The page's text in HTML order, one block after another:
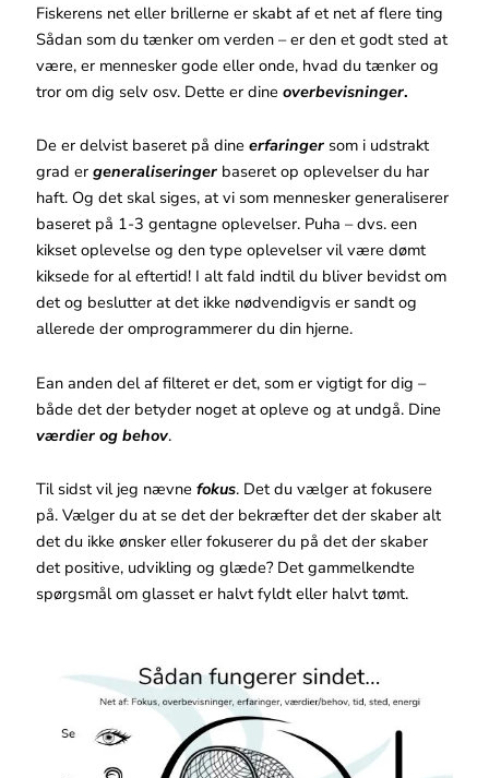
Fiskerens net eller brillerne er skabt af et net af flere ting
Sådan som du tænker om verden – er den et godt sted at
være, er mennesker gode eller onde, hvad du tænker og
tror om dig selv osv. Dette er dine overbevisninger.
De er delvist baseret på dine erfaringer som i udstrakt
grad er generaliseringer baseret op oplevelser du har
haft. Og det skal siges, at vi som mennesker generaliserer
baseret på 1-3 gentagne oplevelser. Puha – dvs. een
kikset oplevelse og den type oplevelser vil være dømt
kiksede for al eftertid! I alt fald indtil du bliver bevidst om
det og beslutter at det ikke nødvendigvis er sandt og
allerede der omprogrammerer du din hjerne.
Ean anden del af filteret er det, som er vigtigt for dig –
både det der betyder noget at opleve og at undgå. Dine
værdier og behov.
Til sidst vil jeg nævne fokus. Det du vælger at fokusere
på. Vælger du at se det der bekræfter det der skaber alt
det du ikke ønsker eller fokuserer du på det der skaber
det positive, udvikling og glæde? Det gammelkendte
spørgsmål om glasset er halvt fyldt eller halvt tømt.